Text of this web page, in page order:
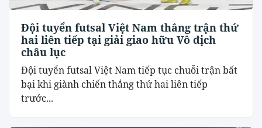
Đội tuyển futsal Việt Nam thắng trận thứ
hai liên tiếp tại giải giao hữu Vô địch
châu lục
Đội tuyển futsal Việt Nam tiếp tục chuỗi trận bất
bại khi giành chiến thắng thứ hai liên tiếp
trước...